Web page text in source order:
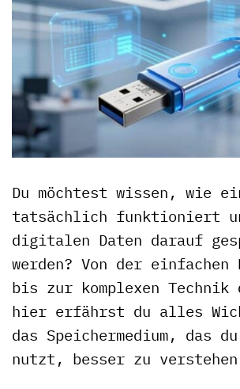
Du möchtest wissen, wie
tatsächlich funktioniert
digitalen Daten darauf
werden? Von der einfachen
bis zur komplexen
hier erfährst du alles
das Speichermedium, das
nutzt, besser zu